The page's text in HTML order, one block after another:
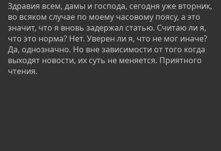
Здравия всем, дамы и господа, сегодня уже вторник,
во всяком случае по моему часовому поясу, а это
значит, что я вновь задержал статью. Считаю ли я,
что это норма? Нет. Уверен ли я, что не мог иначе?
Да, однозначно. Но вне зависимости от того когда
выходят новости, их суть не меняется. Приятного
чтения.